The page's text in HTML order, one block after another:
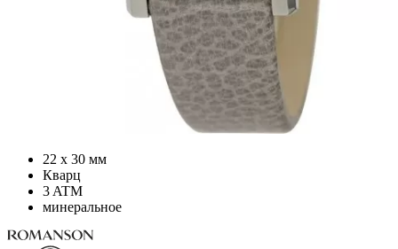
22 х 30 мм
Кварц
3 ATM
минеральное